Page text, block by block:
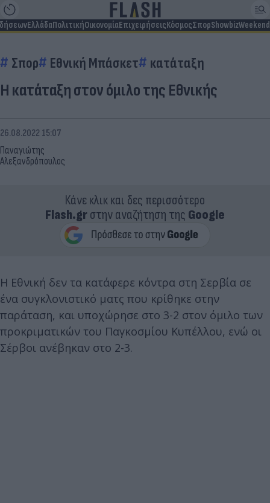
ΕλλάδαΠολιτικήΟικονομίαΕπιχειρήσειςΚόσμοςΣπορShowbizWeekend
Σπορ Εθνική Μπάσκετ κατάταξη
Η κατάταξη στον όμιλο της Εθνικής
Παναγιώτης
Αλεξανδρόπουλος
26.08.2022 15:07
Κάνε κλικ και δες περισσότερο
Flash.grστην αναζήτηση της Google
Η Εθνική δεν τα κατάφερε κόντρα στη Σερβία σε
ένα συγκλονιστικό ματς που κρίθηκε στην
παράταση, και υποχώρησε στο 3-2 στον όμιλο των
προκριματικών του Παγκοσμίου Κυπέλλου, ενώ οι
Σέρβοι ανέβηκαν στο 2-3.